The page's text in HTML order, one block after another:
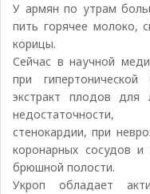
У армян по утрам
пить горячее молоко,
корицы.
Сейчас в научной
при
экстракт плодов для
недостаточности,
стенокардии, при
коронарных сосудов и
брюшной полости.
Укроп обладает